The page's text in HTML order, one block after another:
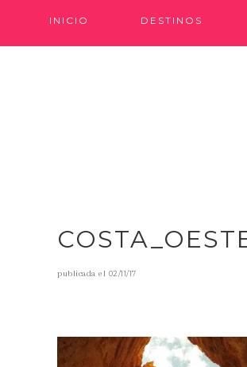
INICIO DESTINOS
publicada el 02/11/17